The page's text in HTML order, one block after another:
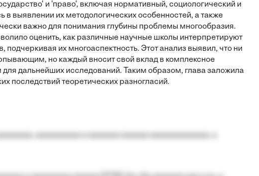
и 'право', включая нормативный, социологический и
в выявлении их методологических особенностей, а также
важно для понимания глубины проблемы многообразия.
оценить, как различные научные школы интерпретируют
подчеркивая их многоаспектность. Этот анализ выявил, что ни
но каждый вносит свой вклад в комплексное
дальнейших исследований. Таким образом, глава заложила
последствий теоретических разногласий.